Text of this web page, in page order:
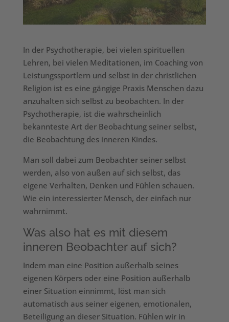
In der Psychotherapie, bei vielen spirituellen
Lehren, bei vielen Meditationen, im Coaching von
Leistungssportlern und selbst in der christlichen
Religion ist es eine gängige Praxis Menschen dazu
anzuhalten sich selbst zu beobachten. In der
Psychotherapie, ist die wahrscheinlich
bekannteste Art der Beobachtung seiner selbst,
die Beobachtung des inneren Kindes.
Man soll dabei zum Beobachter seiner selbst
werden, also von außen auf sich selbst, das
eigene Verhalten, Denken und Fühlen schauen.
Wie ein interessierter Mensch, der einfach nur
wahrnimmt.
Was also hat es mit diesem
inneren Beobachter auf sich?
Indem man eine Position außerhalb seines
eigenen Körpers oder eine Position außerhalb
einer Situation einnimmt, löst man sich
automatisch aus seiner eigenen, emotionalen,
Beteiligung an dieser Situation. Fühlen wir in